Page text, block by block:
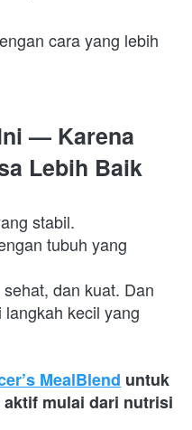
cara yang lebih
— Karena
Lebih Baik
stabil.
tubuh yang
dan kuat. Dan
kecil yang
MealBlend untuk
mulai dari nutrisi